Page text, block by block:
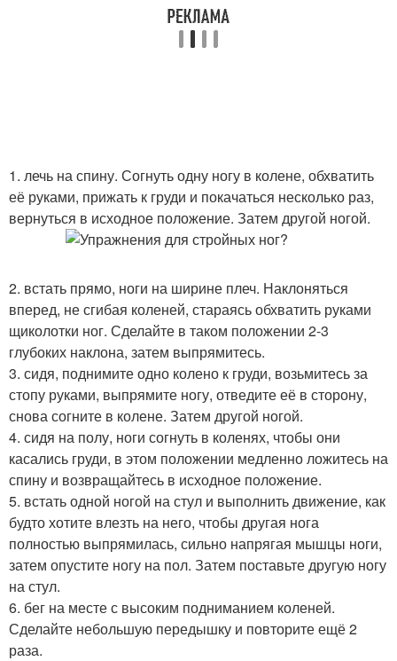
1. лечь на спину. Согнуть одну ногу в колене, обхватить
её руками, прижать к груди и покачаться несколько раз,
вернуться в исходное положение. Затем другой ногой.
2. встать прямо, ноги на ширине плеч. Наклоняться
вперед, не сгибая коленей, стараясь обхватить руками
щиколотки ног. Сделайте в таком положении 2-3
глубоких наклона, затем выпрямитесь.
3. сидя, поднимите одно колено к груди, возьмитесь за
стопу руками, выпрямите ногу, отведите её в сторону,
снова согните в колене. Затем другой ногой.
4. сидя на полу, ноги согнуть в коленях, чтобы они
касались груди, в этом положении медленно ложитесь на
спину и возвращайтесь в исходное положение.
5. встать одной ногой на стул и выполнить движение, как
будто хотите влезть на него, чтобы другая нога
полностью выпрямилась, сильно напрягая мышцы ноги,
затем опустите ногу на пол. Затем поставьте другую ногу
на стул.
6. бег на месте с высоким подниманием коленей.
Сделайте небольшую передышку и повторите ещё 2
раза.